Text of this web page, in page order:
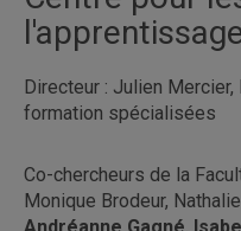
Directeur : Julien
formation spécialisées
Co-chercheurs de la
Monique Brodeur,